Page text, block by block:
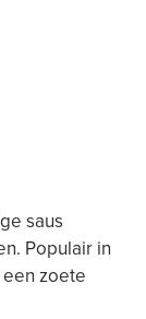
saus
Populair in
zoete